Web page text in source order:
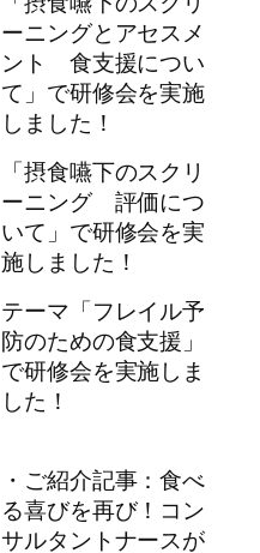
ーニングとアセスメ
ント 食支援につい
て」で研修会を実施
しました！
「摂食嚥下のスクリ
ーニング 評価につ
いて」で研修会を実
施しました！
テーマ「フレイル予
防のための食支援」
で研修会を実施しま
した！
・ご紹介記事：食べ
る喜びを再び！コン
サルタントナースが